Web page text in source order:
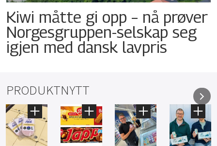
Kiwi måtte gi opp – nå prøver
Norgesgruppen-selskap seg
igjen med dansk lavpris
PRODUKTNYTT